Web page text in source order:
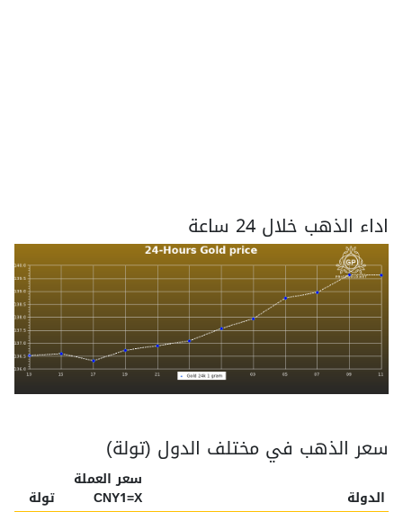
اداء الذهب خلال 24 ساعة
سعر الذهب في مختلف الدول (تولة)
الدولة
سعر العملة
CNY1=X
تولة